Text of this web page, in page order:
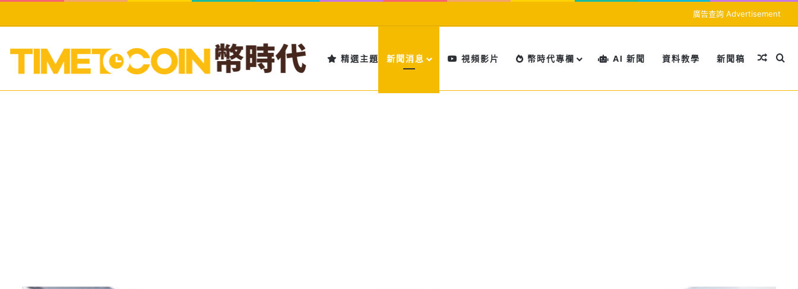
廣告查詢 Advertisement
精選主題 新聞消息 視頻影片 幣時代專欄 AI 新聞 資料教學 新聞稿 隨機文
搜